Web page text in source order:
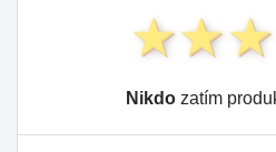
Nikdozatím